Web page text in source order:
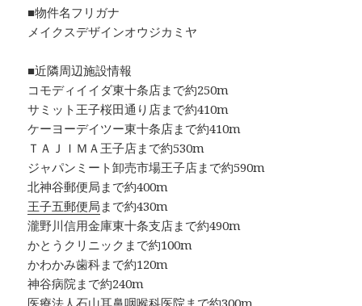
■物件名フリガナ
メイクスデザインオウジカミヤ
■近隣周辺施設情報
コモディイイダ東十条店まで約250m
サミット王子桜田通り店まで約410m
ケーヨーデイツー東十条店まで約410m
ＴＡＪＩＭＡ王子店まで約530m
ジャパンミート卸売市場王子店まで約590m
北神谷郵便局まで約400m
王子五郵便局 まで約430m
瀧野川信用金庫東十条支店まで約490m
かとうクリニックまで約100m
かわかみ歯科まで約120m
神谷病院まで約240m